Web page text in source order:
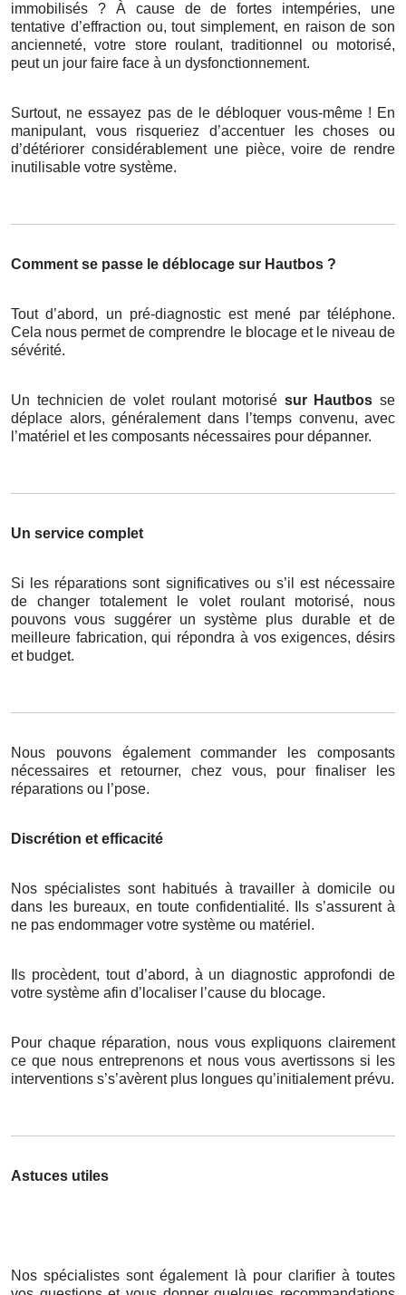
immobilisés ? À cause de de fortes intempéries, une
tentative d’effraction ou, tout simplement, en raison de son
ancienneté, votre store roulant, traditionnel ou motorisé,
peut un jour faire face à un dysfonctionnement.
Surtout, ne essayez pas de le débloquer vous-même ! En
manipulant, vous risqueriez d’accentuer les choses ou
d’détériorer considérablement une pièce, voire de rendre
inutilisable votre système.
Comment se passe le déblocage sur Hautbos ?
Tout d’abord, un pré-diagnostic est mené par téléphone.
Cela nous permet de comprendre le blocage et le niveau de
sévérité.
Un technicien de volet roulant motorisé sur Hautbos se
déplace alors, généralement dans l’temps convenu, avec
l’matériel et les composants nécessaires pour dépanner.
Un service complet
Si les réparations sont significatives ou s’il est nécessaire
de changer totalement le volet roulant motorisé, nous
pouvons vous suggérer un système plus durable et de
meilleure fabrication, qui répondra à vos exigences, désirs
et budget.
Nous pouvons également commander les composants
nécessaires et retourner, chez vous, pour finaliser les
réparations ou l’pose.
Discrétion et efficacité
Nos spécialistes sont habitués à travailler à domicile ou
dans les bureaux, en toute confidentialité. Ils s’assurent à
ne pas endommager votre système ou matériel.
Ils procèdent, tout d’abord, à un diagnostic approfondi de
votre système afin d’localiser l’cause du blocage.
Pour chaque réparation, nous vous expliquons clairement
ce que nous entreprenons et nous vous avertissons si les
interventions s’s’avèrent plus longues qu’initialement prévu.
Astuces utiles
Nos spécialistes sont également là pour clarifier à toutes